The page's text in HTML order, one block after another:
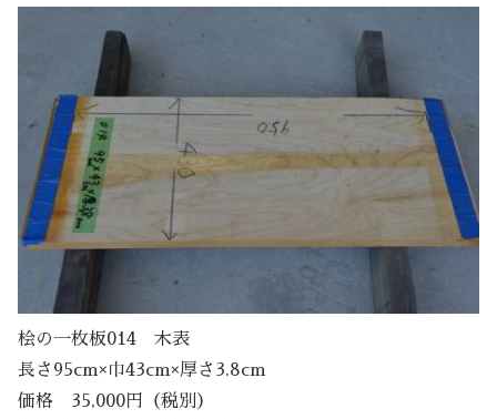
桧の一枚板014 木表
長さ95cm×巾43cm×厚さ3.8cm
価格 35,000円（税別）